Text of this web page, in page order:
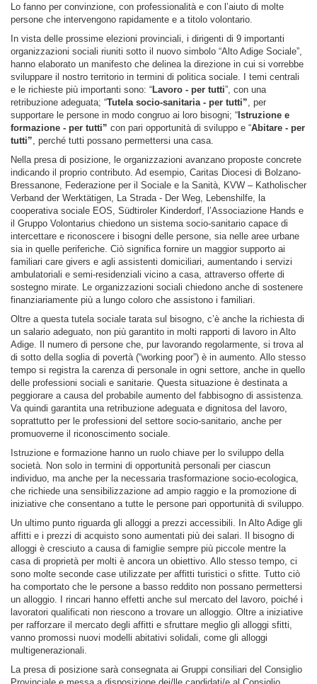
Lo fanno per convinzione, con professionalità e con l’aiuto di molte
persone che intervengono rapidamente e a titolo volontario.
In vista delle prossime elezioni provinciali, i dirigenti di 9 importanti
organizzazioni sociali riuniti sotto il nuovo simbolo “Alto Adige Sociale”,
hanno elaborato un manifesto che delinea la direzione in cui si vorrebbe
sviluppare il nostro territorio in termini di politica sociale. I temi centrali
e le richieste più importanti sono: “Lavoro - per tutti”, con una
retribuzione adeguata; “Tutela socio-sanitaria - per tutti”, per
supportare le persone in modo congruo ai loro bisogni; “ Istruzione e
formazione - per tutti” con pari opportunità di sviluppo e “Abitare - per
tutti”, perché tutti possano permettersi una casa.
Nella presa di posizione, le organizzazioni avanzano proposte concrete
indicando il proprio contributo. Ad esempio, Caritas Diocesi di Bolzano-
Bressanone, Federazione per il Sociale e la Sanità, KVW – Katholischer
Verband der Werktätigen, La Strada - Der Weg, Lebenshilfe, la
cooperativa sociale EOS, Südtiroler Kinderdorf, l’Associazione Hands e
il Gruppo Volontarius chiedono un sistema socio-sanitario capace di
intercettare e riconoscere i bisogni delle persone, sia nelle aree urbane
sia in quelle periferiche. Ciò significa fornire un maggior supporto ai
familiari care givers e agli assistenti domiciliari, aumentando i servizi
ambulatoriali e semi-residenziali vicino a casa, attraverso offerte di
sostegno mirate. Le organizzazioni sociali chiedono anche di sostenere
finanziariamente più a lungo coloro che assistono i familiari.
Oltre a questa tutela sociale tarata sul bisogno, c’è anche la richiesta di
un salario adeguato, non più garantito in molti rapporti di lavoro in Alto
Adige. Il numero di persone che, pur lavorando regolarmente, si trova al
di sotto della soglia di povertà (“working poor”) è in aumento. Allo stesso
tempo si registra la carenza di personale in ogni settore, anche in quello
delle professioni sociali e sanitarie. Questa situazione è destinata a
peggiorare a causa del probabile aumento del fabbisogno di assistenza.
Va quindi garantita una retribuzione adeguata e dignitosa del lavoro,
soprattutto per le professioni del settore socio-sanitario, anche per
promuoverne il riconoscimento sociale.
Istruzione e formazione hanno un ruolo chiave per lo sviluppo della
società. Non solo in termini di opportunità personali per ciascun
individuo, ma anche per la necessaria trasformazione socio-ecologica,
che richiede una sensibilizzazione ad ampio raggio e la promozione di
iniziative che consentano a tutte le persone pari opportunità di sviluppo.
Un ultimo punto riguarda gli alloggi a prezzi accessibili. In Alto Adige gli
affitti e i prezzi di acquisto sono aumentati più dei salari. Il bisogno di
alloggi è cresciuto a causa di famiglie sempre più piccole mentre la
casa di proprietà per molti è ancora un obiettivo. Allo stesso tempo, ci
sono molte seconde case utilizzate per affitti turistici o sfitte. Tutto ciò
ha comportato che le persone a basso reddito non possano permettersi
un alloggio. I rincari hanno effetti anche sul mercato del lavoro, poiché i
lavoratori qualificati non riescono a trovare un alloggio. Oltre a iniziative
per rafforzare il mercato degli affitti e sfruttare meglio gli alloggi sfitti,
vanno promossi nuovi modelli abitativi solidali, come gli alloggi
multigenerazionali.
La presa di posizione sarà consegnata ai Gruppi consiliari del Consiglio